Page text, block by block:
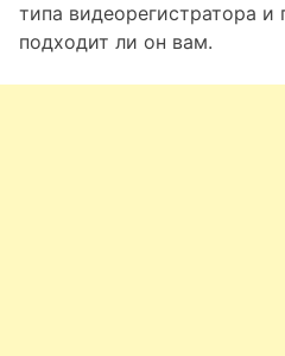
типа видеорегистратора
подходит ли он вам.